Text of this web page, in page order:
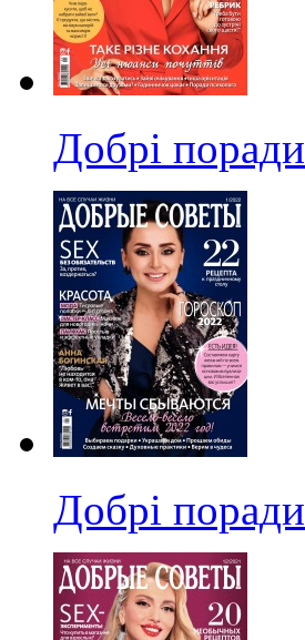
Добрі поради
Добрі поради